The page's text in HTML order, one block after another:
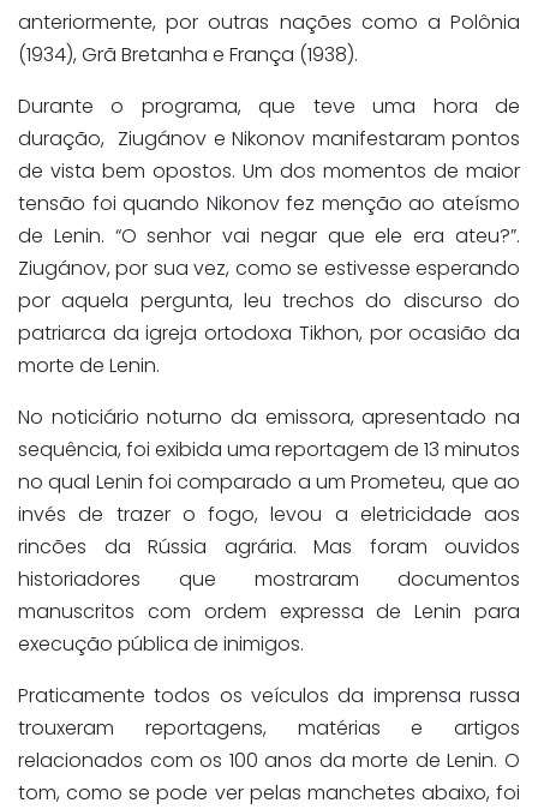
anteriormente, por outras nações como a Polônia
(1934), Grã Bretanha e França (1938).
Durante o programa, que teve uma hora de
duração, Ziugánov e Nikonov manifestaram pontos
de vista bem opostos. Um dos momentos de maior
tensão foi quando Nikonov fez menção ao ateísmo
de Lenin. “O senhor vai negar que ele era ateu?”.
Ziugánov, por sua vez, como se estivesse esperando
por aquela pergunta, leu trechos do discurso do
patriarca da igreja ortodoxa Tikhon, por ocasião da
morte de Lenin.
No noticiário noturno da emissora, apresentado na
sequência, foi exibida uma reportagem de 13 minutos
no qual Lenin foi comparado a um Prometeu, que ao
invés de trazer o fogo, levou a eletricidade aos
rincões da Rússia agrária. Mas foram ouvidos
historiadores que mostraram documentos
manuscritos com ordem expressa de Lenin para
execução pública de inimigos.
Praticamente todos os veículos da imprensa russa
trouxeram reportagens, matérias e artigos
relacionados com os 100 anos da morte de Lenin. O
tom, como se pode ver pelas manchetes abaixo, foi